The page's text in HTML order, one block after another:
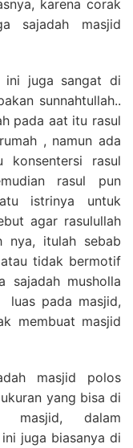
karena corak
sajadah masjid
ini juga sangat di
sunnahtullah..
pada aat itu rasul
, namun ada
konsentersi rasul
rasul pun
istrinya untuk
agar rasulullah
nya, itulah sebab
tidak bermotif
sajadah musholla
luas pada masjid,
membuat masjid
masjid polos
yang bisa di
masjid, dalam
juga biasanya di